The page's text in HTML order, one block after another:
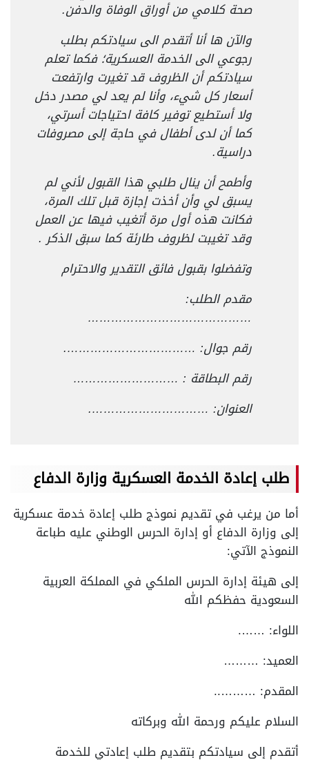
صحة كلامي من أوراق الوفاة والدفن.
والآن ها أنا أتقدم الى سيادتكم بطلب
رجوعي الى الخدمة العسكرية؛ فكما تعلم
سيادتكم أن الظروف قد تغيرت وارتفعت
أسعار كل شيء، وأنا لم يعد لي مصدر دخل
ولا أستطيع توفير كافة احتياجات أسرتي،
كما أن لدى أطفال في حاجة إلى مصروفات
دراسية.
وأطمح أن ينال طلبي هذا القبول لأني لم
يسبق لي وأن أخذت إجازة قبل تلك المرة،
فكانت هذه أول مرة أتغيب فيها عن العمل
وقد تغيبت لظروف طارئة كما سبق الذكر .
وتفضلوا بقبول فائق التقدير والاحترام
مقدم الطلب:
……………………………………
رقم جوال: …………………………….
رقم البطاقة : ………………………
العنوان: ………………………….
طلب إعادة الخدمة العسكرية وزارة الدفاع
أما من يرغب في تقديم نموذج طلب إعادة خدمة عسكرية
إلى وزارة الدفاع أو إدارة الحرس الوطني عليه طباعة
النموذج الآتي:
إلى هيئة إدارة الحرس الملكي في المملكة العربية
السعودية حفظكم الله
اللواء: …….
العميد: ………
المقدم: ………..
السلام عليكم ورحمة الله وبركاته
أتقدم إلى سيادتكم بتقديم طلب إعادتي للخدمة